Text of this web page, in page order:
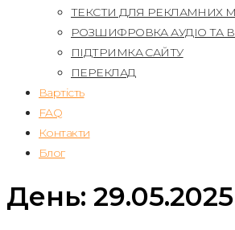
ТЕКСТИ ДЛЯ РЕКЛАМНИХ
РОЗШИФРОВКА АУДІО ТА
ПІДТРИМКА САЙТУ
ПЕРЕКЛАД
Вартість
FAQ
Контакти
Блог
День: 29.05.2025